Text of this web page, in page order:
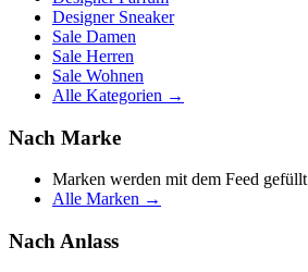
Designer Sneaker
Sale Damen
Sale Herren
Sale Wohnen
Alle Kategorien →
Nach Marke
Marken werden mit dem Feed gefüllt
Alle Marken →
Nach Anlass